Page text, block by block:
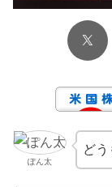
ぽん太
どう